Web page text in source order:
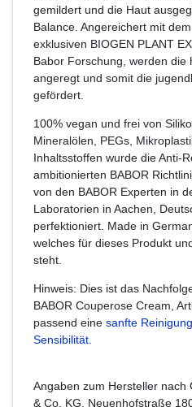
gemildert und die Haut
Balance. Angereichert mit
exklusiven BIOGEN PLANT
Babor Forschung, werden die
angeregt und somit die
gefördert.
100% vegan und frei von
Mineralölen, PEGs,
Inhaltsstoffen wurde die Anti-
ambitionierten BABOR
von den BABOR Experten in
Laboratorien in Aachen,
perfektioniert. Made in
welches für dieses Produkt
steht.
Hinweis: Dies ist das
BABOR Couperose Cream,
passend eine sanfte
Sensibilität
Angaben zum Hersteller nach
& Co. KG, Neuenhofstraße